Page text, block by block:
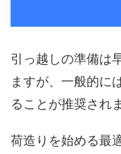
引っ越しの準備は
ますが、一般的に
ることが推奨され
荷造りを始める最